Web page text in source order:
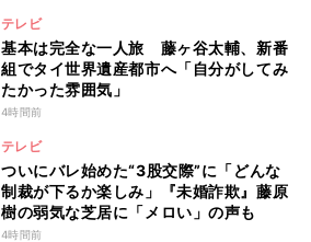
テレビ
基本は完全な一人旅 藤ヶ谷太輔、新番
組でタイ世界遺産都市へ「自分がしてみ
たかった雰囲気」
4時間前
テレビ
ついにバレ始めた“3股交際”に「どんな
制裁が下るか楽しみ」『未婚詐欺』藤原
樹の弱気な芝居に「メロい」の声も
4時間前